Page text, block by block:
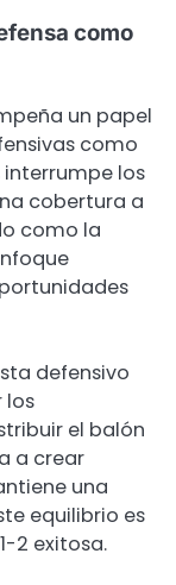
como
un papel
como
interrumpe los
cobertura a
como la
defensivo
los
el balón
a crear
una
equilibrio es
2 exitosa.